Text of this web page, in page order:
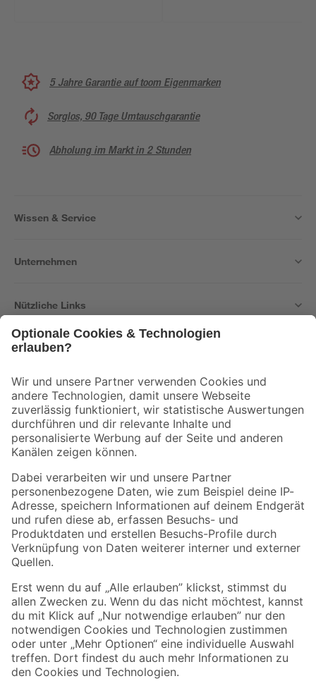
5 Jahre Garantie auf toom Eigenmarken
Sorglos, 90 Tage Umtauschgarantie
Abholung im Markt in 2 Stunden
Wissen & Service
Unternehmen
Nützliche Links
Der toom Newsletter: Keine Angebote und Aktionen mehr verpassen!
Zur Newsletter Anmeldung
Folge uns
Zahlungsarten Versandarten
Sicher einkaufen
Jetzt die toom-App herunterladen